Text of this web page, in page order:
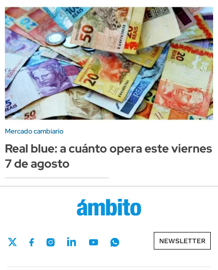
Mercado cambiario
Real blue: a cuánto opera este viernes
7 de agosto
NEWSLETTER